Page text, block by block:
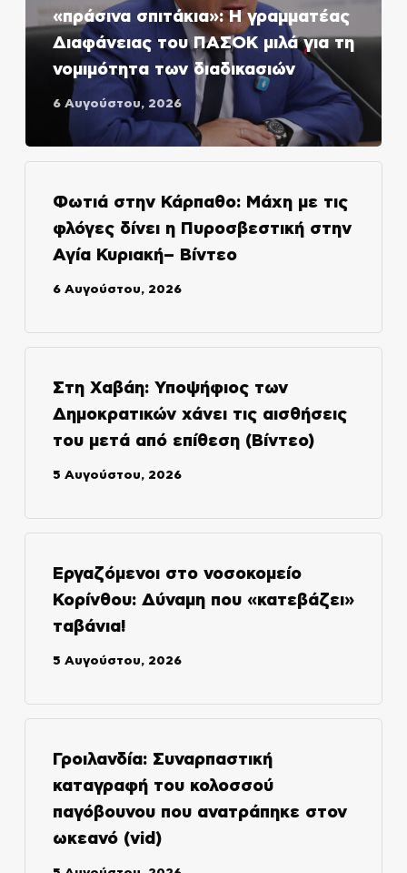
«πράσινα σπιτάκια»: Η γραμματέας
Διαφάνειας του ΠΑΣΟΚ μιλά για τη
νομιμότητα των διαδικασιών
6 Αυγούστου, 2026
Φωτιά στην Κάρπαθο: Μάχη με τις
φλόγες δίνει η Πυροσβεστική στην
Αγία Κυριακή– Βίντεο
6 Αυγούστου, 2026
Στη Χαβάη: Υποψήφιος των
Δημοκρατικών χάνει τις αισθήσεις
του μετά από επίθεση (Βίντεο)
5 Αυγούστου, 2026
Εργαζόμενοι στο νοσοκομείο
Κορίνθου: Δύναμη που «κατεβάζει»
ταβάνια!
5 Αυγούστου, 2026
Γροιλανδία: Συναρπαστική
καταγραφή του κολοσσού
παγόβουνου που ανατράπηκε στον
ωκεανό (vid)